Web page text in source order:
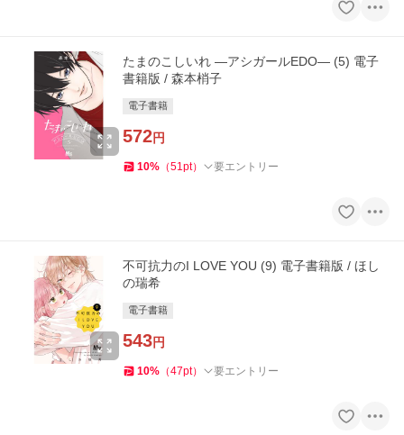
たまのこしいれ ―アシガールEDO― (5) 電子
書籍版 / 森本梢子
電子書籍
572円
10% （51pt） 要エントリー
不可抗力のI LOVE YOU (9) 電子書籍版 / ほし
の瑞希
電子書籍
543円
10% （47pt） 要エントリー